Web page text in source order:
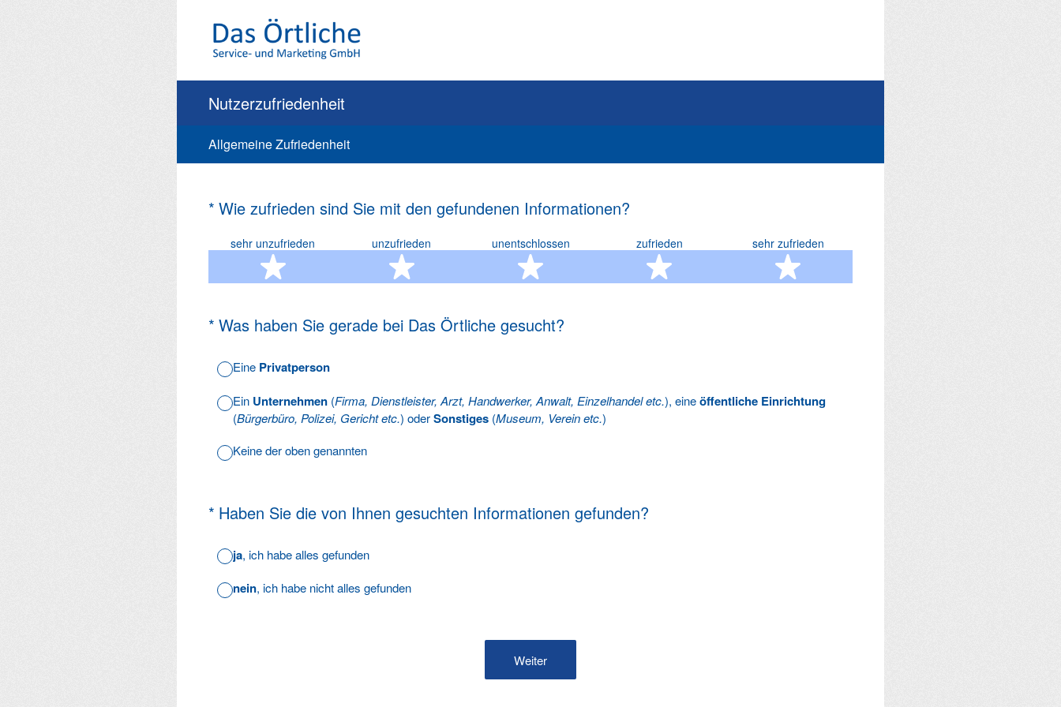
Nutzerzufriedenheit
Allgemeine Zufriedenheit
* Wie zufrieden sind Sie mit den gefundenen Informationen?
(Erforderlich.)
sehr unzufrieden
1 Stern
unzufrieden
2 Sterne
unentschlossen
3 Sterne
zufrieden
4 Sterne
sehr zufrieden
5 Sterne
* Was haben Sie gerade bei Das Örtliche gesucht?
(Erforderlich.)
Eine Privatperson
Ein Unternehmen (Firma, Dienstleister, Arzt, Handwerker, Anwalt, Einzelhandel etc.), eineöffentliche Einrichtung
(Bürgerbüro, Polizei, Gericht etc.) oderSonstiges (Museum, Verein etc.)
Keine der oben genannten
* Haben Sie die von Ihnen gesuchten Informationen gefunden?
(Erforderlich.)
ja, ich habe alles gefunden
nein, ich habe nicht alles gefunden
Weiter